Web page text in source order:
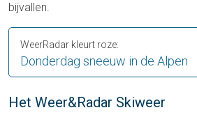
bijvallen.
Donderdag sneeuw in de Alpen
WeerRadar kleurt roze:
Het Weer&Radar Skiweer